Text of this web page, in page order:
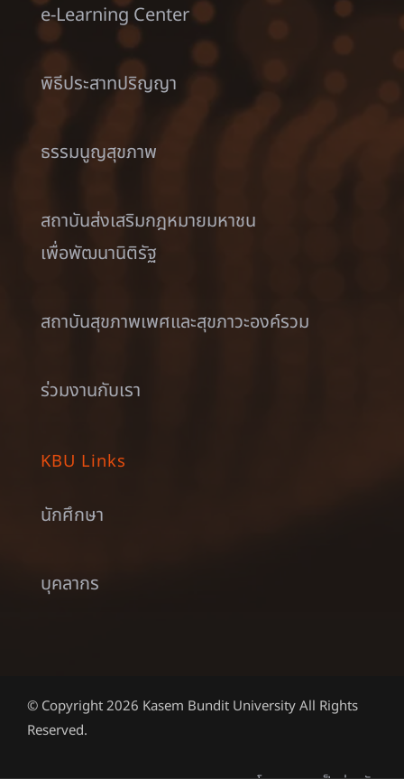
e-Learning Center
พิธีประสาทปริญญา
ธรรมนูญสุขภาพ
สถาบันส่งเสริมกฎหมายมหาชน
เพื่อพัฒนานิติรัฐ
สถาบันสุขภาพเพศและสุขภาวะองค์รวม
ร่วมงานกับเรา
KBU Links
นักศึกษา
บุคลากร
© Copyright 2026 Kasem Bundit University All Rights
Reserved.